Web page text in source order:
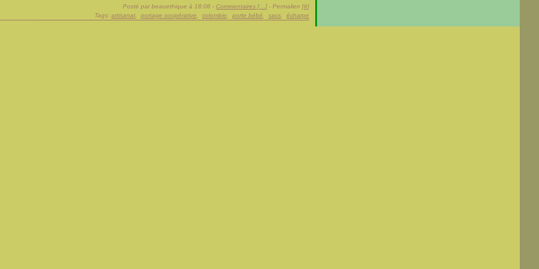
Posté par beauethique à 18:08 - Commentaires [… ] - Permalien [#]
Tags: artisanat portage coopérative colombie porte bébé sacs écharpe